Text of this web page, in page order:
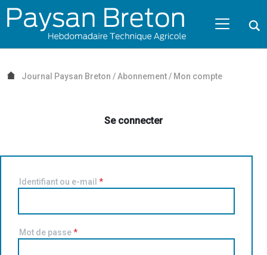
Passer au contenu
NAVIGATION MOBILE
NAVIGATION
PRINCIPALE
Journal Paysan Breton / Abonnement/ Mon compte
Se connecter
Identifiant ou e-mail *
Mot de passe*